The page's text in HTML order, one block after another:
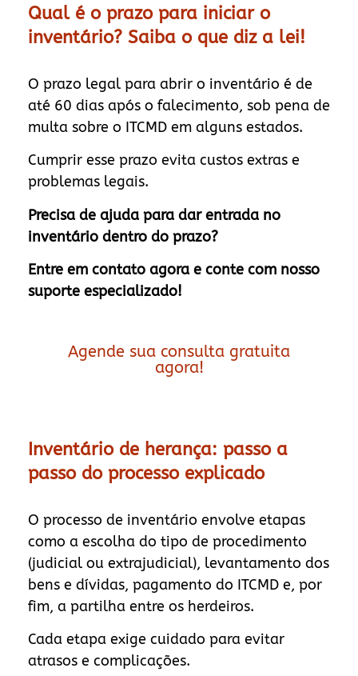
Qual é o prazo para iniciar o
inventário? Saiba o que diz a lei!
O prazo legal para abrir o inventário é de
até 60 dias após o falecimento, sob pena de
multa sobre o ITCMD em alguns estados.
Cumprir esse prazo evita custos extras e
problemas legais.
Precisa de ajuda para dar entrada no
inventário dentro do prazo?
Entre em contato agora e conte com nosso
suporte especializado!
Agende sua consulta gratuita
agora!
Inventário de herança: passo a
passo do processo explicado
O processo de inventário envolve etapas
como a escolha do tipo de procedimento
(judicial ou extrajudicial), levantamento dos
bens e dívidas, pagamento do ITCMD e, por
fim, a partilha entre os herdeiros.
Cada etapa exige cuidado para evitar
atrasos e complicações.